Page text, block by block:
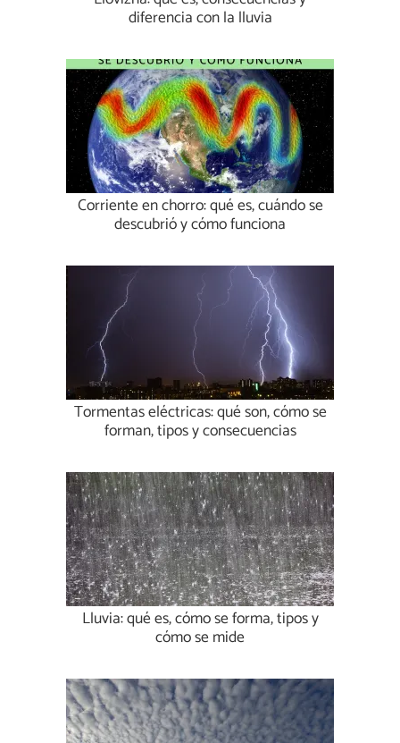
diferencia con la lluvia
Corriente en chorro: qué es, cuándo se
descubrió y cómo funciona
Tormentas eléctricas: qué son, cómo se
forman, tipos y consecuencias
Lluvia: qué es, cómo se forma, tipos y
cómo se mide